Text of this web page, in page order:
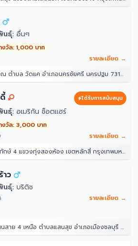
นธุ์: อื่นๆ
งวัล: 1,000 บาท
รายละเอียด →
ตำบล วัดแค อำเภอนครชัยศรี นครปฐม 73120
ได้รับการสนับสนุน
นธุ์: อเมริกัน ช็อตแฮร์
งวัล: 3,000 บาท
รายละเอียด →
4 แขวงทุ่งสองห้อง เขตหลักสี่ กรุงเทพมหานคร 10210
าว
นธุ์: บริติช
รายละเอียด →
ย 4 เหนือ ตำบลแสนสุข อำเภอเมืองชลบุรี ชลบุรี 20130